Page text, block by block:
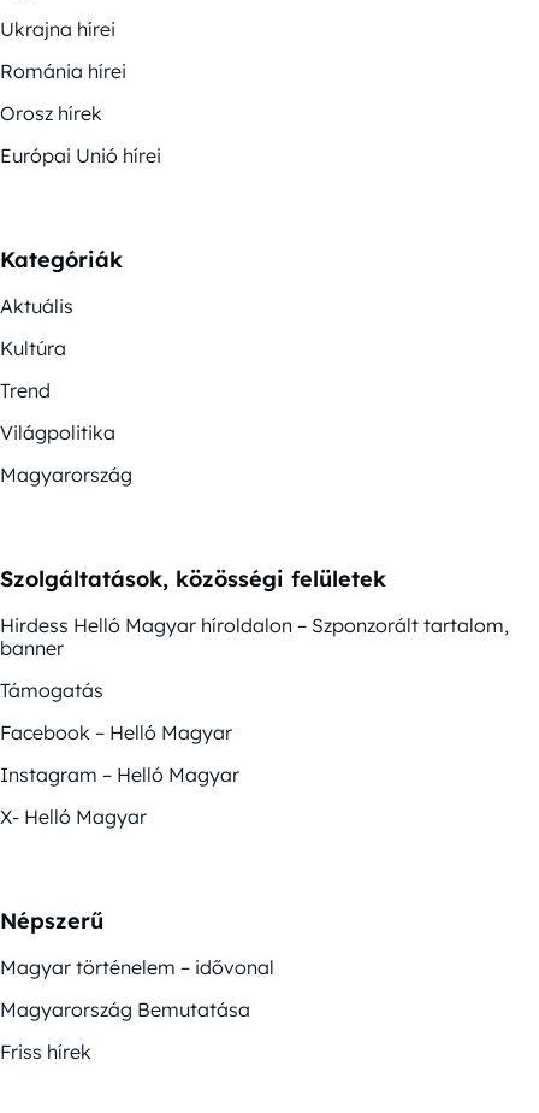
Ukrajna hírei
Románia hírei
Orosz hírek
Európai Unió hírei
Kategóriák
Aktuális
Kultúra
Trend
Világpolitika
Magyarország
Szolgáltatások, közösségi felületek
Hirdess Helló Magyar híroldalon – Szponzorált tartalom,
banner
Támogatás
Facebook – Helló Magyar
Instagram – Helló Magyar
X- Helló Magyar
Népszerű
Magyar történelem – idővonal
Magyarország Bemutatása
Friss hírek